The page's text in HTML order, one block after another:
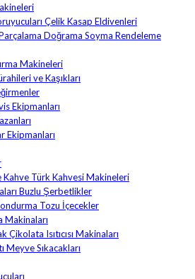
Çelik Kasap Eldivenleri
Doğrama Soyma Rendeleme
Makineleri
ve Kaşıkları
Ekipmanları
Ekipmanları
Kahve Türk Kahvesi Makineleri
Buzlu Şerbetlikler
Tozu İçecekler
Makinaları
Çikolata Isıtıcısı Makinaları
Meyve Sıkacakları